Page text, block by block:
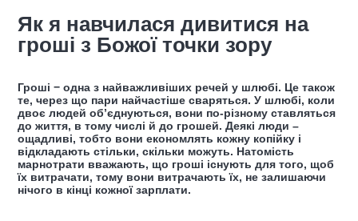
Як я навчилася дивитися на
гроші з Божої точки зору
Гроші − одна з найважливіших речей у шлюбі. Це також
те, через що пари найчастіше сваряться. У шлюбі, коли
двоє людей об’єднуються, вони по-різному ставляться
до життя, в тому числі й до грошей. Деякі люди –
ощадливі, тобто вони економлять кожну копійку і
відкладають стільки, скільки можуть. Натомість
марнотрати вважають, що гроші існують для того, щоб
їх витрачати, тому вони витрачають їх, не залишаючи
нічого в кінці кожної зарплати.